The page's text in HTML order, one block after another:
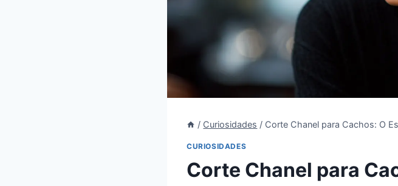
/ Curiosidades / Corte Chanel para Cachos: O
CURIOSIDADES
Corte Chanel para